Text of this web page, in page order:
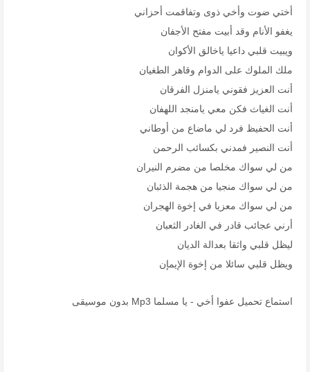
أختي ضوت وأخي ذوى وتفاقمت أحزاني
يغفو الأنام وقد أبيت مفتح الأجفان
ويبيت قلبي داعيا ياخالق الأكوان
ملك الملوك على الدوام وقاهر الطغيان
أنت العزيز فقوني يامنزل الفرقان
أنت الغياث فكن معي يامنجد اللهفان
أنت الحفيظ فرد لي ماضاع من أوطاني
أنت النصير فمدني بكسائب الرحمن
من لي سواك مخلصا من مضرم النيران
من لي سواك منجيا من هجمة الذئبان
من لي سواك معزيا في إخوة الهجران
أرني عجائب قادر في الغادر الثعبان
ليظل قلبي واثقا بعدالة الديان
ويظل قلبي سائلا من إخوة الإيمإن
استماع تحميل عفوا أخي - يا مسلما Mp3 بدون موسيقى